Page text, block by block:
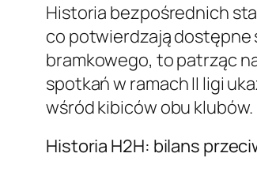
Historia bezpośrednich
co potwierdzają
bramkowego, to patrząc
spotkań w ramach II ligi
wśród kibiców obu klubów.
Historia H2H: bilans